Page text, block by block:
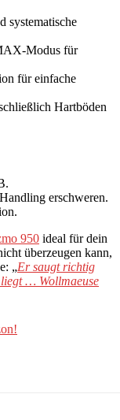
systematische
Modus für
für einfache
Hartböden
erschweren.
950 ideal für dein
überzeugen kann,
„Er saugt richtig
… Wollmaeuse